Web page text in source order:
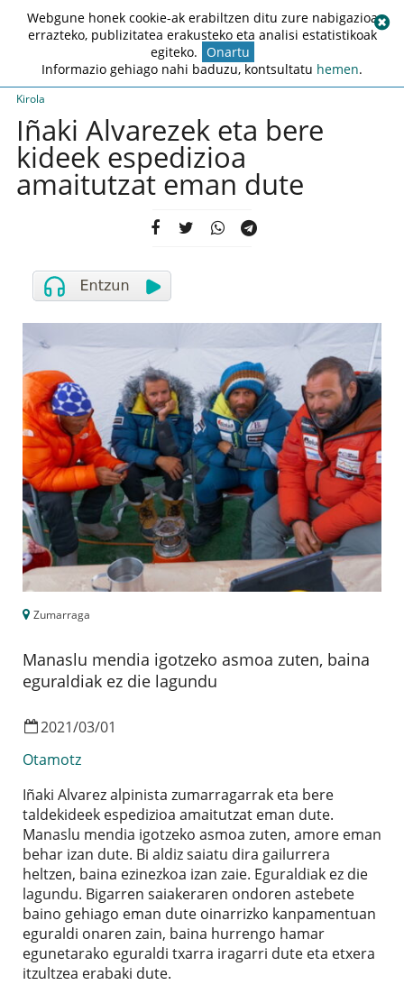
Kirola
Iñaki Alvarezek eta bere
kideek espedizioa
amaitutzat eman dute
Zumarraga
Manaslu mendia igotzeko asmoa zuten, baina
eguraldiak ez die lagundu
2021/03/01
Otamotz
Iñaki Alvarez alpinista zumarragarrak eta bere
taldekideek espedizioa amaitutzat eman dute.
Manaslu mendia igotzeko asmoa zuten, amore eman
behar izan dute. Bi aldiz saiatu dira gailurrera
heltzen, baina ezinezkoa izan zaie. Eguraldiak ez die
lagundu. Bigarren saiakeraren ondoren astebete
baino gehiago eman dute oinarrizko kanpamentuan
eguraldi onaren zain, baina hurrengo hamar
egunetarako eguraldi txarra iragarri dute eta etxera
itzultzea erabaki dute.
Webgune honek cookie-ak erabiltzen ditu zure nabigazioa
errazteko, publizitatea erakusteko eta analisi estatistikoak
egiteko. Onartu
Informazio gehiago nahi baduzu, kontsultatu hemen.